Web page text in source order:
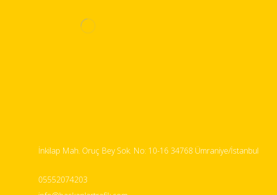
İnkilap Mah. Oruç Bey Sok. No: 10-16 34768 Ümraniye/İstanbul
05552074203